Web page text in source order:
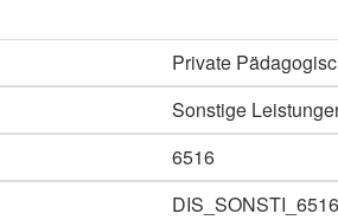
Private
Sonstige
6516
DIS_SONSTI_6516